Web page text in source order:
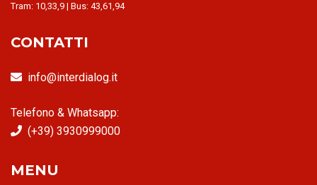
Tram: 10,33,9 | Bus: 43,61,94
CONTATTI
info@interdialog.it
Telefono & Whatsapp:
(+39) 3930999000
MENU